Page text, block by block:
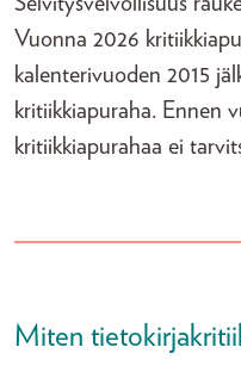
Vuonna 2026
kalenterivuoden 2015
kritiikkiapuraha. Ennen
kritiikkiapurahaa ei
Miten